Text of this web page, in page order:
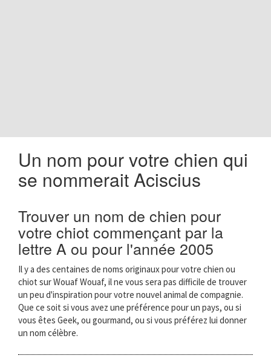
Un nom pour votre chien qui
se nommerait Aciscius
Trouver un nom de chien pour
votre chiot commençant par la
lettre A ou pour l'année 2005
Il y a des centaines de noms originaux pour votre chien ou
chiot sur Wouaf Wouaf, il ne vous sera pas difficile de trouver
un peu d'inspiration pour votre nouvel animal de compagnie.
Que ce soit si vous avez une préférence pour un pays, ou si
vous êtes Geek, ou gourmand, ou si vous préférez lui donner
un nom célèbre.